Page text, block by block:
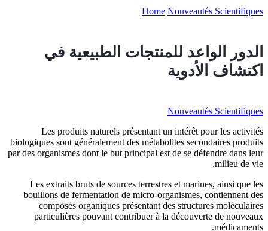
الطبيعية في
Les produits naturels
biologiques sont généralement des
par des organismes dont le but
Les extraits bruts de sources
bouillons de fermentation de
composés organiques
particulières pouvant